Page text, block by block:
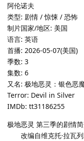
阿伦诺夫
类型: 剧情 / 惊悚 / 恐怖
制片国家/地区: 美国
语言: 英语
首播: 2026-05-07(美国)
季数: 3
集数: 6
又名: 极地恶灵：银色
Terror: Devil in Silver
IMDb: tt31186255
极地恶灵 第三季的剧情简
改编自维克托·拉瓦列